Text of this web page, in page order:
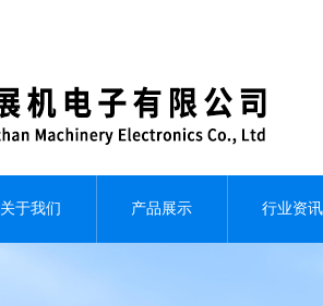
关于我们 产品展示 行业资讯